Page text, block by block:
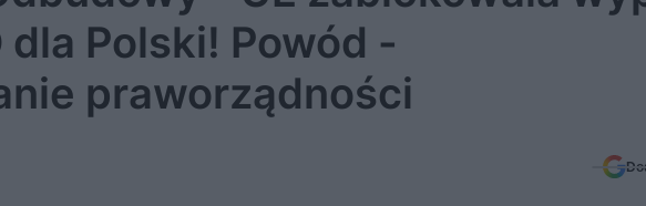
Polski! Powód -
praworządności